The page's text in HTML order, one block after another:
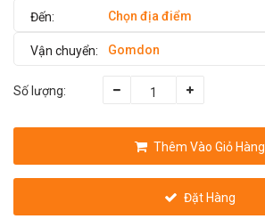
Chọn địa điểm
Gomdon
Số lượng:
Thêm Vào Giỏ Hàng
Đặt Hàng